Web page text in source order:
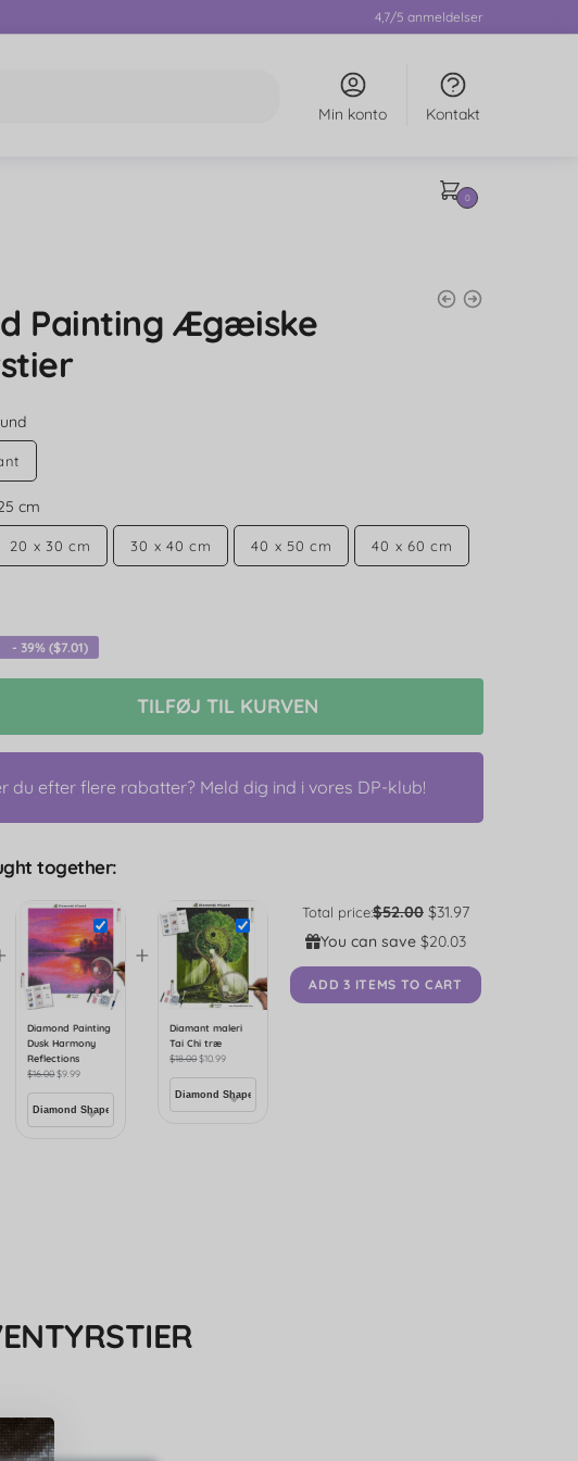
4,7/5 anmeldelser
Min konto Kontakt
0
Painting Ægæiske
cm
20 x 30 cm 30 x 40 cm 40 x 50 cm 40 x 60 cm
- 39% ($7.01)
TILFØJ TIL KURVEN
du efter flere rabatter? Meld dig ind i vores DP-klub!
together:
Diamond Painting
Dusk Harmony
Reflections
$16.00$9.99
+
Diamant maleri
Tai Chi træ
$18.00$10.99
Total price:$52.00 $31.97
You can save$20.03
ADD 3 ITEMS TO CART